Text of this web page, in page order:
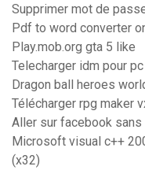
Supprimer mot de
Pdf to word converter
Play.mob.org gta 5 like
Telecharger idm pour
Dragon ball heroes
Télécharger rpg maker
Aller sur facebook sans
Microsoft visual c++
(x32)